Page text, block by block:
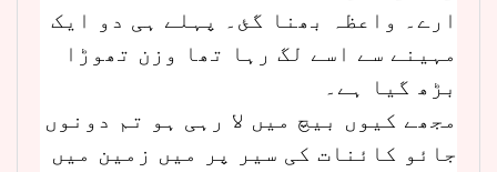
ارے۔ واعظہ بھنا گئ۔ پہلے ہی دو ایک
مہینے سے اسے لگ رہا تھا وزن تھوڑا
بڑھ گیا ہے۔
مجھے کیوں بیچ میں لا رہی ہو تم دونوں
جائو کائنات کی سیر پر میں زمین میں